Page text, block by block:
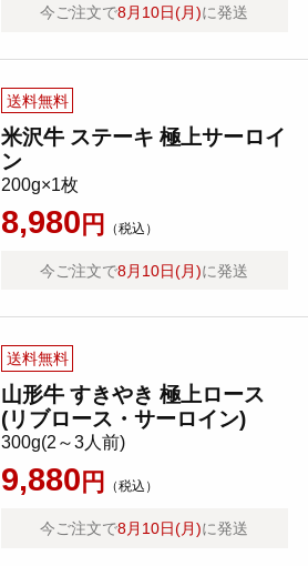
今ご注文で8月10日(月)に発送
送料無料
米沢牛 ステーキ 極上サーロイ
ン
200g×1枚
8,980 円 （税込）
今ご注文で8月10日(月)に発送
送料無料
山形牛 すきやき 極上ロース
(リブロース・サーロイン)
300g(2～3人前)
9,880 円 （税込）
今ご注文で8月10日(月)に発送